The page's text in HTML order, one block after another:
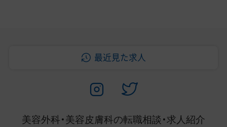
最近見た求人
美容外科・美容皮膚科の転職相談・求人紹介